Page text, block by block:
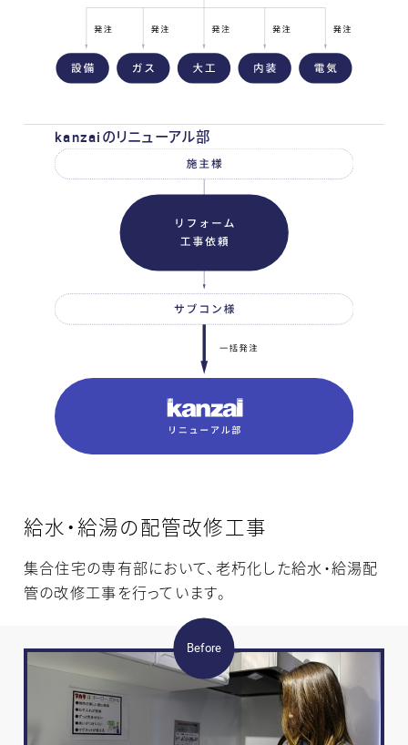
kanzaiのリニューアル部
給水・給湯の配管改修工事
集合住宅の専有部において、老朽化した給水・給湯配
管の改修工事を行っています。